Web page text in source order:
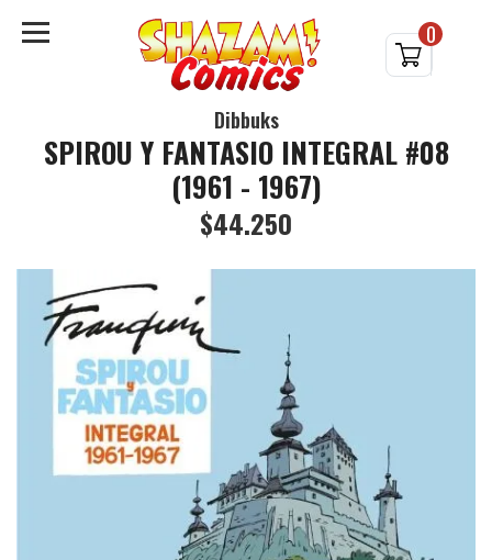
0
Dibbuks
SPIROU Y FANTASIO INTEGRAL #08
(1961 - 1967)
$44.250